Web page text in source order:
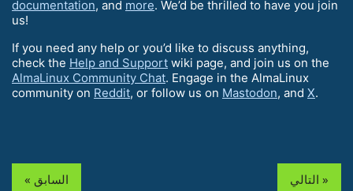
documentation, and more. We’d be thrilled to have you join
us!
If you need any help or you’d like to discuss anything,
check the Help and Support wiki page, and join us on the
AlmaLinux Community Chat. Engage in the AlmaLinux
community on Reddit, or follow us on Mastodon, and X.
« السابق التالي »